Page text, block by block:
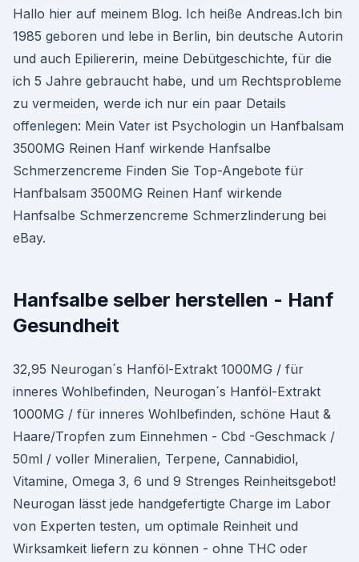
Hallo hier auf meinem Blog. Ich heiße Andreas.Ich bin
1985 geboren und lebe in Berlin, bin deutsche Autorin
und auch Epiliererin, meine Debütgeschichte, für die
ich 5 Jahre gebraucht habe, und um Rechtsprobleme
zu vermeiden, werde ich nur ein paar Details
offenlegen: Mein Vater ist Psychologin un Hanfbalsam
3500MG Reinen Hanf wirkende Hanfsalbe
Schmerzencreme Finden Sie Top-Angebote für
Hanfbalsam 3500MG Reinen Hanf wirkende
Hanfsalbe Schmerzencreme Schmerzlinderung bei
eBay.
Hanfsalbe selber herstellen - Hanf
Gesundheit
32,95 Neurogan´s Hanföl-Extrakt 1000MG / für
inneres Wohlbefinden, Neurogan´s Hanföl-Extrakt
1000MG / für inneres Wohlbefinden, schöne Haut &
Haare/Tropfen zum Einnehmen - Cbd -Geschmack /
50ml / voller Mineralien, Terpene, Cannabidiol,
Vitamine, Omega 3, 6 und 9 Strenges Reinheitsgebot!
Neurogan lässt jede handgefertigte Charge im Labor
von Experten testen, um optimale Reinheit und
Wirksamkeit liefern zu können - ohne THC oder